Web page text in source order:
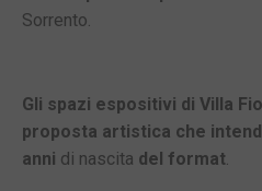
Sorrento.
Gli spazi espositivi di Villa
proposta artistica che
anni di nascita del format.